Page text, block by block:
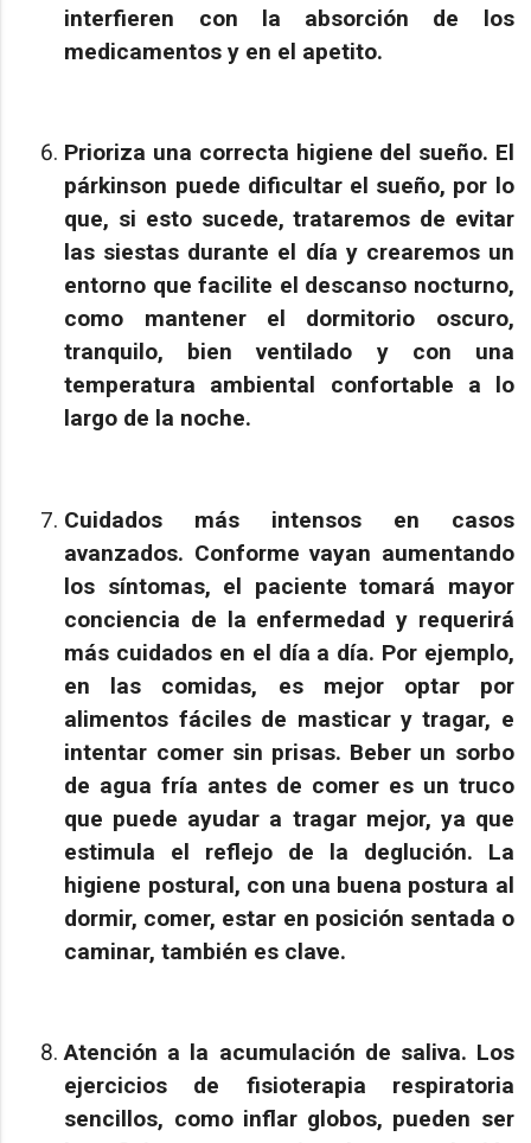
interfieren con la absorción de los
medicamentos y en el apetito.
Prioriza una correcta higiene del sueño. El
párkinson puede dificultar el sueño, por lo
que, si esto sucede, trataremos de evitar
las siestas durante el día y crearemos un
entorno que facilite el descanso nocturno,
como mantener el dormitorio oscuro,
tranquilo, bien ventilado y con una
temperatura ambiental confortable a lo
largo de la noche.
Cuidados más intensos en casos
avanzados. Conforme vayan aumentando
los síntomas, el paciente tomará mayor
conciencia de la enfermedad y requerirá
más cuidados en el día a día. Por ejemplo,
en las comidas, es mejor optar por
alimentos fáciles de masticar y tragar, e
intentar comer sin prisas. Beber un sorbo
de agua fría antes de comer es un truco
que puede ayudar a tragar mejor, ya que
estimula el reflejo de la deglución. La
higiene postural, con una buena postura al
dormir, comer, estar en posición sentada o
caminar, también es clave.
Atención a la acumulación de saliva. Los
ejercicios de fisioterapia respiratoria
sencillos, como inflar globos, pueden ser